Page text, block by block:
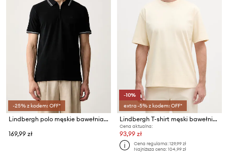
-25% z kodem: OFF*
Lindbergh polo męskie bawełniane
169,99 zł
-10%
extra -5% z kodem: OFF*
Lindbergh T-shirt męski bawełniany
Cena aktualna:
93,99 zł
Cena regularna:129,99 zł
Najniższa cena:104,99 zł